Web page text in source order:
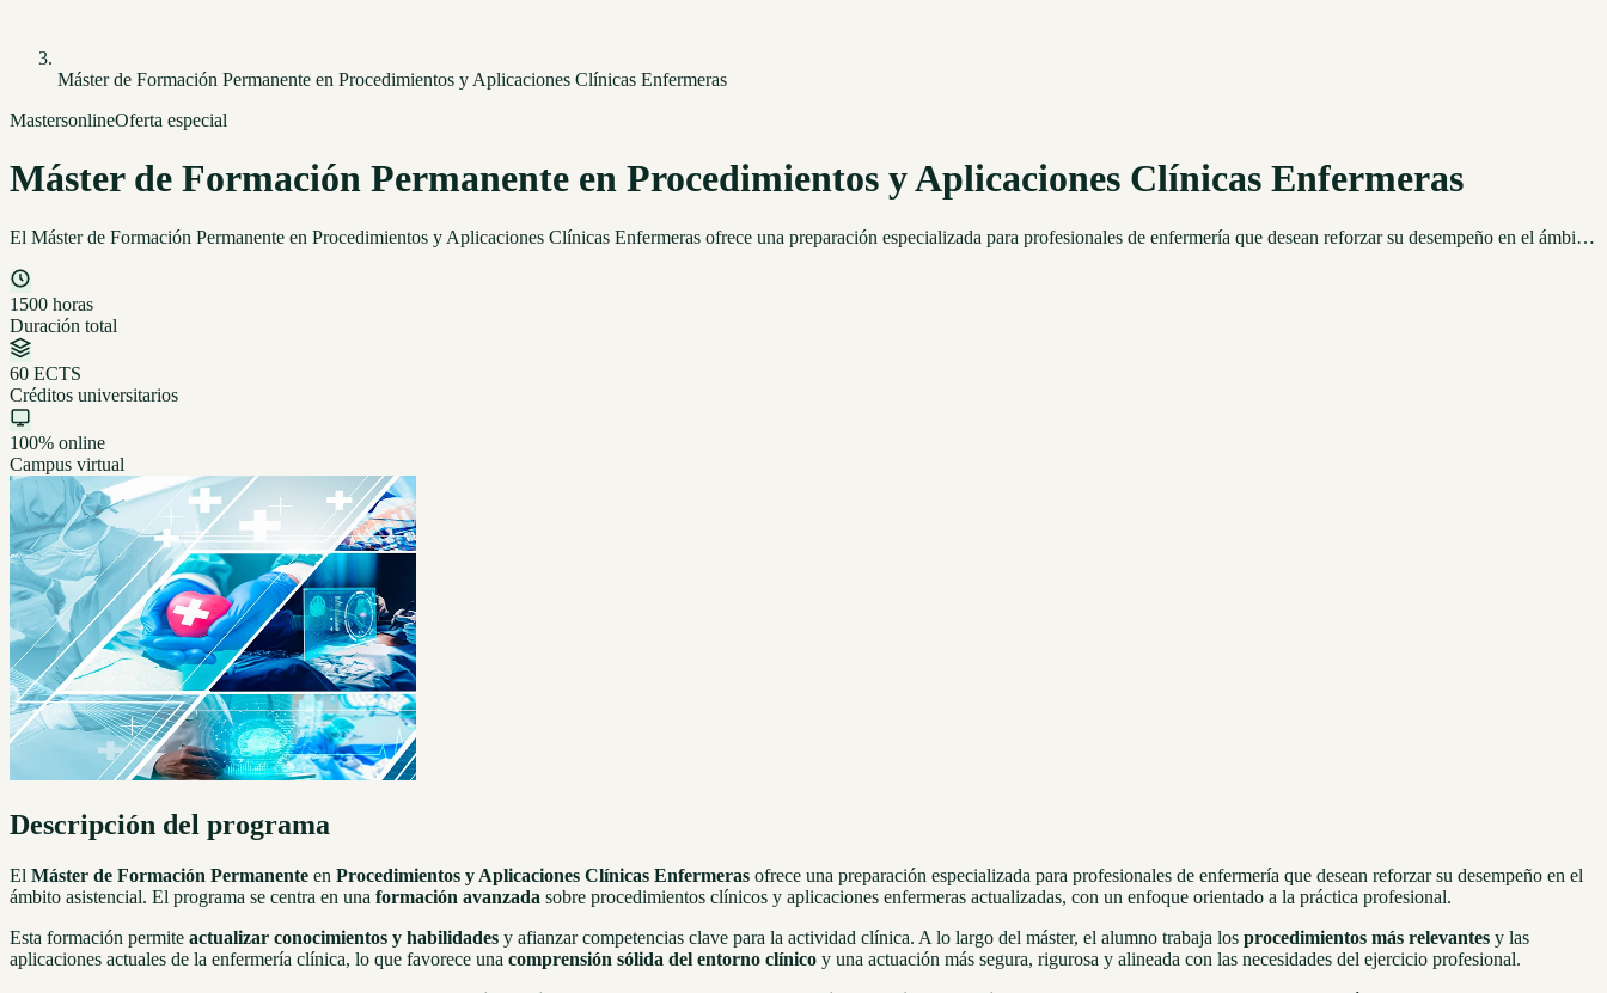
Máster de Formación Permanente en Procedimientos y Aplicaciones Clínicas Enfermeras
MastersonlineOferta especial
Máster de Formación Permanente en Procedimientos y Aplicaciones Clínicas Enfermeras
El Máster de Formación Permanente en Procedimientos y Aplicaciones Clínicas Enfermeras ofrece una preparación especializada para profesionales de enfermería que desean reforzar su desempeño en el ámbi…
1500 horas
Duración total
60 ECTS
Créditos universitarios
100% online
Campus virtual
Descripción del programa
El Máster de Formación Permanente en Procedimientos y Aplicaciones Clínicas Enfermeras ofrece una preparación especializada para profesionales de enfermería que desean reforzar su desempeño en el
ámbito asistencial. El programa se centra en una formación avanzada sobre procedimientos clínicos y aplicaciones enfermeras actualizadas, con un enfoque orientado a la práctica profesional.
Esta formación permite actualizar conocimientos y habilidades y afianzar competencias clave para la actividad clínica. A lo largo del máster, el alumno trabaja los procedimientos más relevantes y las
aplicaciones actuales de la enfermería clínica, lo que favorece una comprensión sólida del entorno clínico y una actuación más segura, rigurosa y alineada con las necesidades del ejercicio profesional.